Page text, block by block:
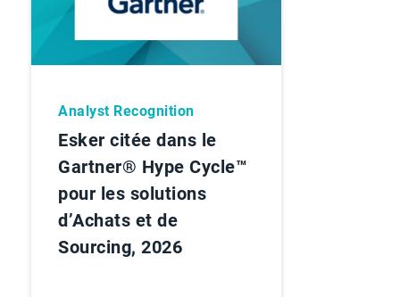
Analyst Recognition
Esker citée dans le
Gartner® Hype Cycle™
pour les solutions
d’Achats et de
Sourcing, 2026